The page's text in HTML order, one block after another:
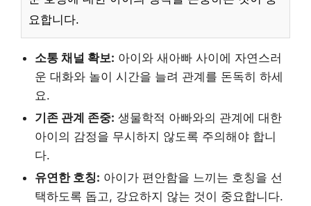
요합니다.
소통 채널 확보: 아이와 새아빠 사이에 자연스러
운 대화와 놀이 시간을 늘려 관계를 돈독히 하세
요.
기존 관계 존중: 생물학적 아빠와의 관계에 대한
아이의 감정을 무시하지 않도록 주의해야 합니
다.
유연한 호칭: 아이가 편안함을 느끼는 호칭을 선
택하도록 돕고, 강요하지 않는 것이 중요합니다.